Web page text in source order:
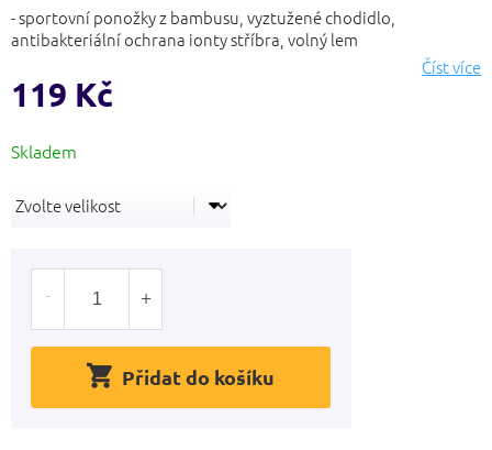
z
5
- sportovní ponožky z bambusu, vyztužené chodidlo,
antibakteriální ochrana ionty stříbra, volný lem
Číst více
119 Kč
cena:
Přidat do košíku